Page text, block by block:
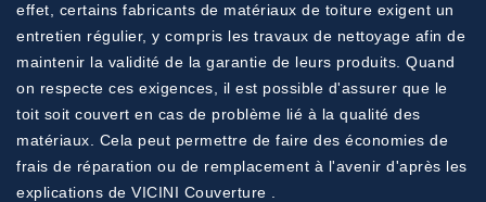
effet, certains fabricants de matériaux de toiture exigent un
entretien régulier, y compris les travaux de nettoyage afin de
maintenir la validité de la garantie de leurs produits. Quand
on respecte ces exigences, il est possible d'assurer que le
toit soit couvert en cas de problème lié à la qualité des
matériaux. Cela peut permettre de faire des économies de
frais de réparation ou de remplacement à l'avenir d'après les
explications de VICINI Couverture .